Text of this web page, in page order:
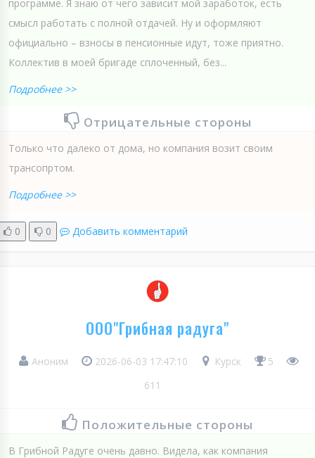
программе. Я знаю от чего зависит мой заработок, есть
смысл работать с полной отдачей. Ну и оформляют
официально – взносы в пенсионные идут, тоже приятно.
Коллектив в моей бригаде сплоченный, без...
Подробнее >>
Отрицательные стороны
Только что далеко от дома, но компания возит своим
трансопртом.
Подробнее >>
0 0 Добавить комментарий
ООО"Грибная радуга"
Аноним 2026-06-03 17:47:10 Курск
5
611
Положительные стороны
В Грибной Радуге очень давно. Видела, как компания